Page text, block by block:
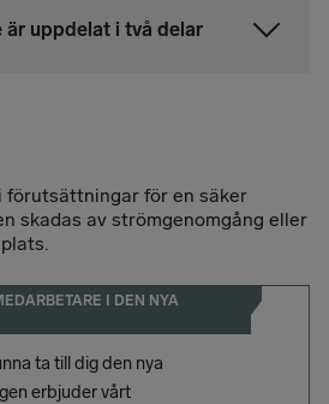
är uppdelat i två delar
förutsättningar för en säker
skadas av strömgenomgång eller
I DEN NYA
ta till dig den nya
erbjuder vårt